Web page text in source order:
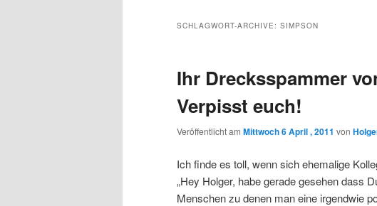
wechseln
SCHLAGWORT-ARCHIVE: SIMPSON
Ihr Drecksspammer
Verpisst euch!
Veröffentlicht am Mittwoch 6 April , 2011 von
Ich finde es toll, wenn sich ehemalige
„Hey Holger, habe gerade gesehen dass
Menschen zu denen man eine irgendwie